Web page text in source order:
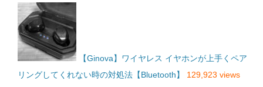
【Ginova】ワイヤレス イヤホンが上手くペア
リングしてくれない時の対処法【Bluetooth】
129,923 views